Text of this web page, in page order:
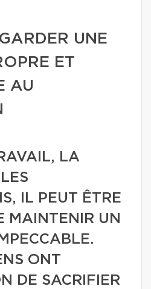
UNE
ET
AU
LA
IL PEUT ÊTRE
MAINTENIR UN
ONT
DE SACRIFIER